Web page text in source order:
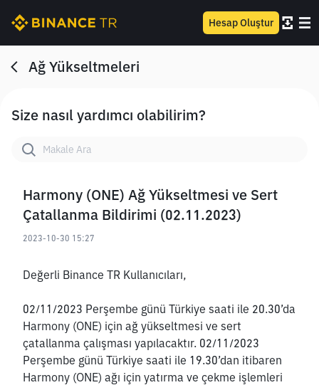
Hesap Oluştur
Ağ Yükseltmeleri
Size nasıl yardımcı olabilirim?
Harmony (ONE) Ağ Yükseltmesi ve Sert
Çatallanma Bildirimi (02.11.2023)
2023-10-30 15:27
Değerli Binance TR Kullanıcıları,
02/11/2023 Perşembe günü Türkiye saati ile 20.30’da
Harmony (ONE) için ağ yükseltmesi ve sert
çatallanma çalışması yapılacaktır. 02/11/2023
Perşembe günü Türkiye saati ile 19.30’dan itibaren
Harmony (ONE) ağı için yatırma ve çekme işlemleri